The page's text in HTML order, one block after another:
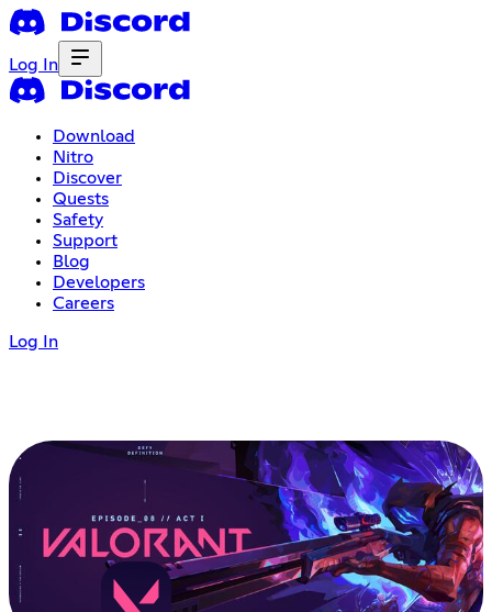
Log In
Download
Nitro
Discover
Quests
Safety
Support
Blog
Developers
Careers
Log In